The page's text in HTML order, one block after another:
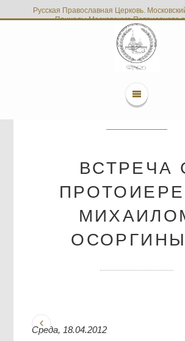
Русская Православная Церковь.
Приходы Московского Патриархата
ВСТРЕЧА
Среда, 18.04.2012